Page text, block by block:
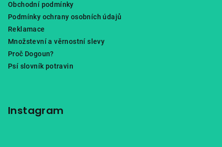
Obchodní podmínky
Podmínky ochrany osobních údajů
Reklamace
Množstevní a věrnostní slevy
Proč Dogoun?
Psí slovník potravin
Instagram